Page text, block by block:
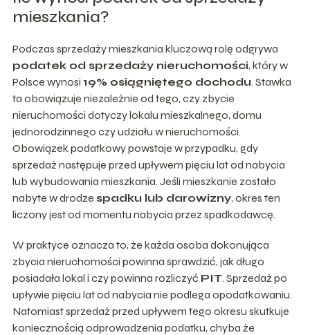
mieszkania?
Podczas sprzedaży mieszkania kluczową rolę odgrywa
podatek od sprzedaży nieruchomości, który w
Polsce wynosi 19% osiągniętego dochodu. Stawka
ta obowiązuje niezależnie od tego, czy zbycie
nieruchomości dotyczy lokalu mieszkalnego, domu
jednorodzinnego czy udziału w nieruchomości.
Obowiązek podatkowy powstaje w przypadku, gdy
sprzedaż następuje przed upływem pięciu lat od nabycia
lub wybudowania mieszkania. Jeśli mieszkanie zostało
nabyte w drodze spadku lub darowizny, okres ten
liczony jest od momentu nabycia przez spadkodawcę.
W praktyce oznacza to, że każda osoba dokonująca
zbycia nieruchomości powinna sprawdzić, jak długo
posiadała lokal i czy powinna rozliczyć PIT. Sprzedaż po
upływie pięciu lat od nabycia nie podlega opodatkowaniu.
Natomiast sprzedaż przed upływem tego okresu skutkuje
koniecznością odprowadzenia podatku, chyba że